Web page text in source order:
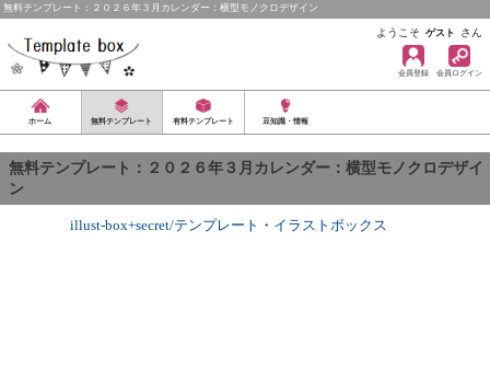
無料テンプレート：２０２６年３月カレンダー：横型モノクロデザイン
ようこそ ゲスト さん
会員登録 会員ログイン
ホーム 無料テンプレート 有料テンプレート 豆知識・情報
無料テンプレート：２０２６年３月カレンダー：横型モノクロデザイ
ン
illust-box+secret/テンプレート ・ イラストボックス